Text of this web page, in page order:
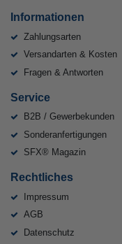
Informationen
Zahlungsarten
Versandarten & Kosten
Fragen & Antworten
Service
B2B / Gewerbekunden
Sonderanfertigungen
SFX® Magazin
Rechtliches
Impressum
AGB
Datenschutz